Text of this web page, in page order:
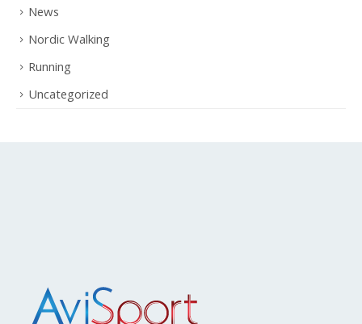
News
Nordic Walking
Running
Uncategorized